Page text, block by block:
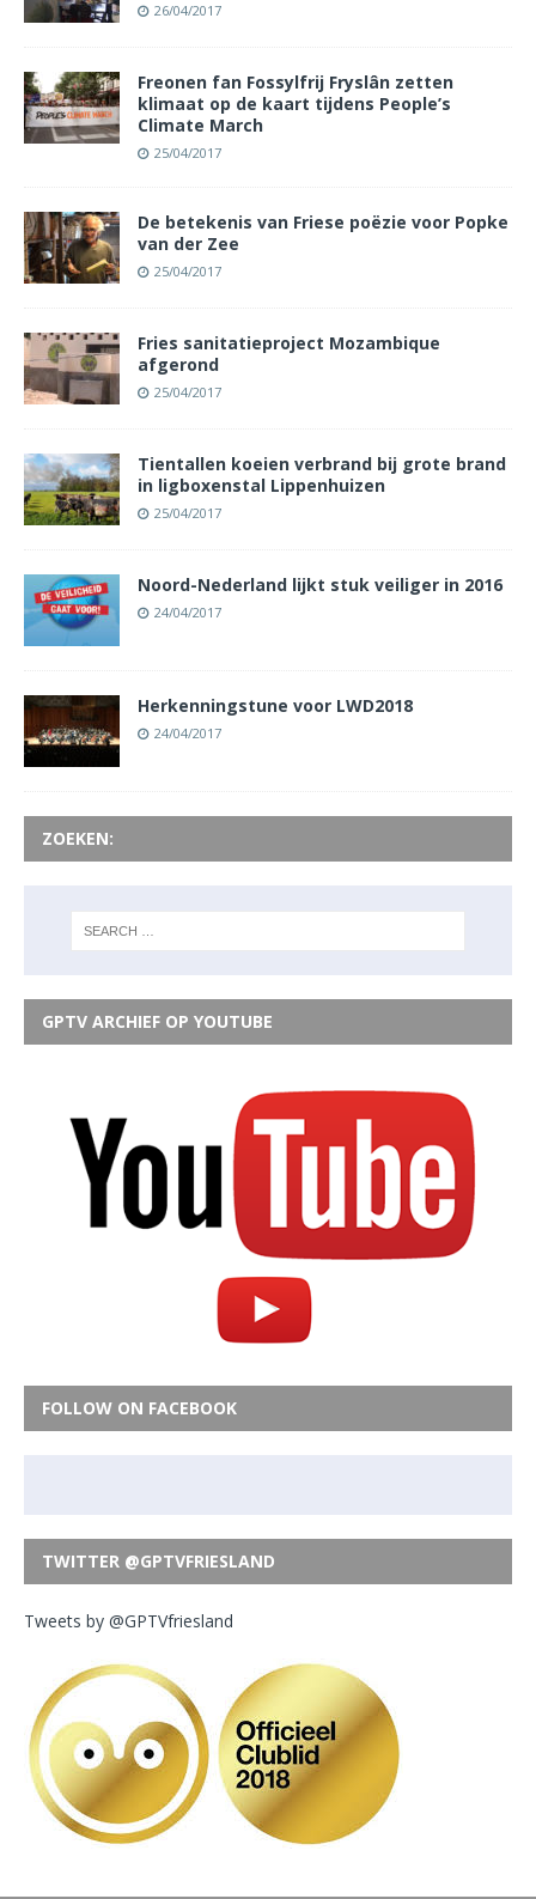
26/04/2017
Freonen fan Fossylfrij Fryslân zetten
klimaat op de kaart tijdens People’s
Climate March
25/04/2017
De betekenis van Friese poëzie voor Popke
van der Zee
25/04/2017
Fries sanitatieproject Mozambique
afgerond
25/04/2017
Tientallen koeien verbrand bij grote brand
in ligboxenstal Lippenhuizen
25/04/2017
Noord-Nederland lijkt stuk veiliger in 2016
24/04/2017
Herkenningstune voor LWD2018
24/04/2017
ZOEKEN:
GPTV ARCHIEF OP YOUTUBE
FOLLOW ON FACEBOOK
TWITTER @GPTVFRIESLAND
Tweets by @GPTVfriesland